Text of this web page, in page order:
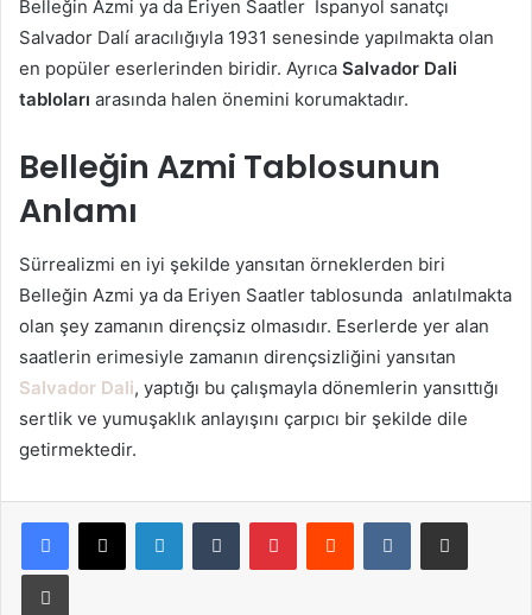
Belleğin Azmi ya da Eriyen Saatler İspanyol sanatçı
Salvador Dalí aracılığıyla 1931 senesinde yapılmakta olan
en popüler eserlerinden biridir. Ayrıca Salvador Dali
tabloları arasında halen önemini korumaktadır.
Belleğin Azmi Tablosunun
Anlamı
Sürrealizmi en iyi şekilde yansıtan örneklerden biri
Belleğin Azmi ya da Eriyen Saatler tablosunda anlatılmakta
olan şey zamanın dirençsiz olmasıdır. Eserlerde yer alan
saatlerin erimesiyle zamanın dirençsizliğini yansıtan
Salvador Dali, yaptığı bu çalışmayla dönemlerin yansıttığı
sertlik ve yumuşaklık anlayışını çarpıcı bir şekilde dile
getirmektedir.